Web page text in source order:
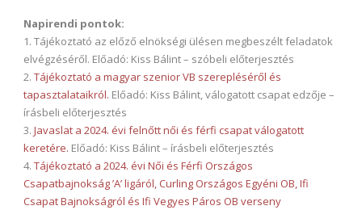
Napirendi pontok:
1. Tájékoztató az előző elnökségi ülésen megbeszélt feladatok
elvégzéséről. Előadó: Kiss Bálint – szóbeli előterjesztés
2. Tájékoztató a magyar szenior VB szerepléséről és
tapasztalataikról. Előadó: Kiss Bálint, válogatott csapat edzője –
írásbeli előterjesztés
3. Javaslat a 2024. évi felnőtt női és férfi csapat válogatott
keretére. Előadó: Kiss Bálint – írásbeli előterjesztés
4. Tájékoztató a 2024. évi Női és Férfi Országos
Csapatbajnokság ’A’ ligáról, Curling Országos Egyéni OB, Ifi
Csapat Bajnokságról és Ifi Vegyes Páros OB verseny